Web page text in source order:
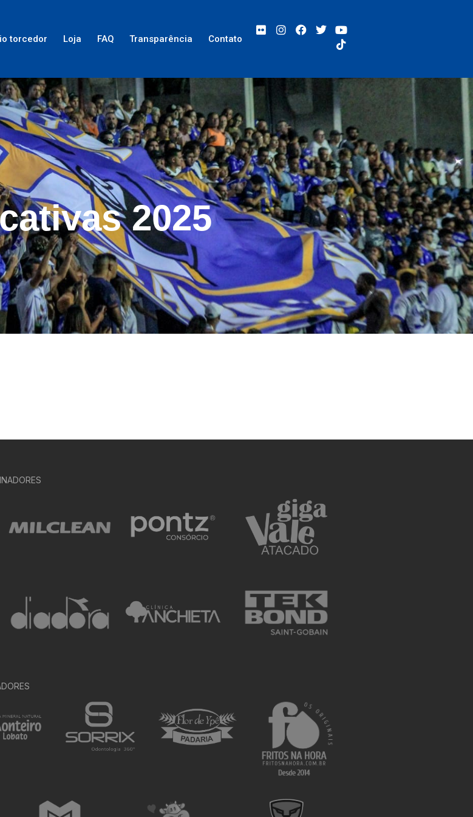
torcedor Loja FAQ Transparência Contato
2025